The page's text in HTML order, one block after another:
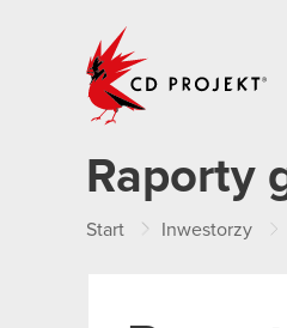
Raporty
Start Inwestorzy